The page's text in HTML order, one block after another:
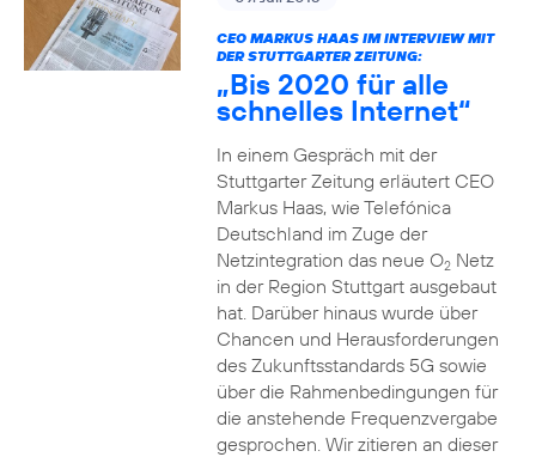
CEO MARKUS HAAS IM INTERVIEW MIT
DER STUTTGARTER ZEITUNG:
„Bis 2020 für alle
schnelles Internet“
In einem Gespräch mit der
Stuttgarter Zeitung erläutert CEO
Markus Haas, wie Telefónica
Deutschland im Zuge der
Netzintegration das neue O2Netz
in der Region Stuttgart ausgebaut
hat. Darüber hinaus wurde über
Chancen und Herausforderungen
des Zukunftsstandards 5G sowie
über die Rahmenbedingungen für
die anstehende Frequenzvergabe
gesprochen. Wir zitieren an dieser